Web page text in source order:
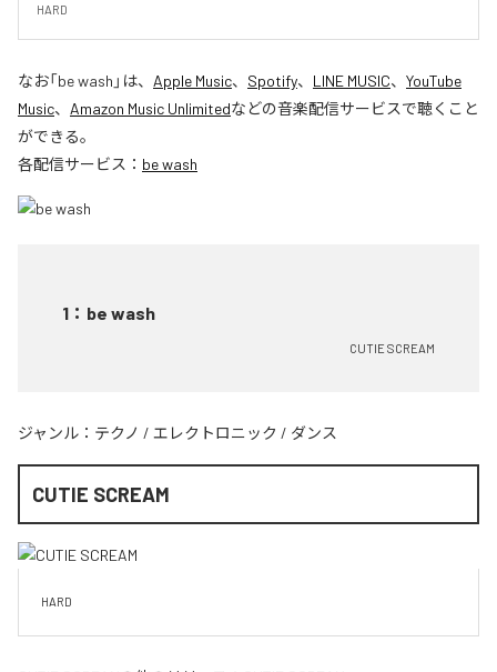
HARD
なお「be wash 」は、 Apple Music、 Spotify、 LINE MUSIC、 YouTube
Music、 Amazon Music Unlimitedなどの音楽配信サービスで聴くこと
ができる。
各配信サービス： be wash
1 ： be wash
CUTIE SCREAM
ジャンル： テクノ / エレクトロニック / ダンス
CUTIE SCREAM
HARD